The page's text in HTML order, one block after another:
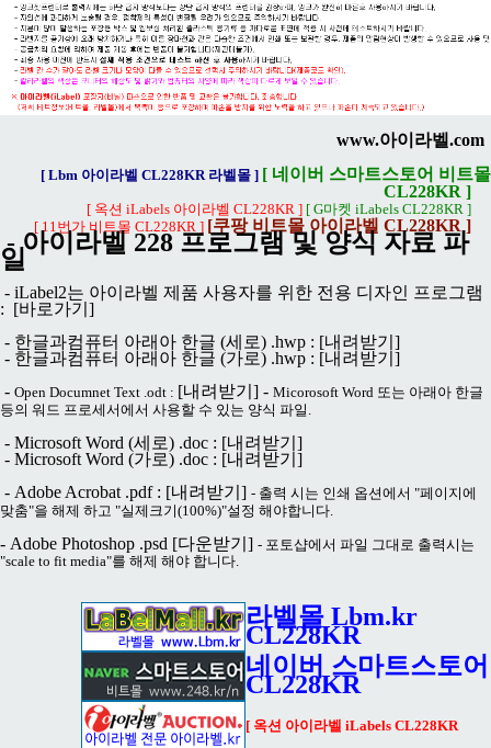
www.아이라벨.com
[ Lbm 아이라벨 CL228KR 라벨몰 ] [ 네이버 스마트스토어 비트몰
CL228KR ]
[ 옥션 iLabels 아이라벨 CL228KR ] [ G마켓 iLabels CL228KR ]
[ 11번가 비트몰 CL228KR ] [쿠팡 비트몰 아이라벨 CL228KR ]
- 아이라벨 228 프로그램 및 양식 자료 파
일
- iLabel2는 아이라벨 제품 사용자를 위한 전용 디자인 프로그램
: [바로가기]
- 한글과컴퓨터 아래아 한글 (세로) .hwp : [내려받기]
- 한글과컴퓨터 아래아 한글 (가로) .hwp : [내려받기]
- Open Documnet Text .odt : [내려받기] - Micorosoft Word 또는 아래아 한글
등의 워드 프로세서에서 사용할 수 있는 양식 파일.
- Microsoft Word (세로) .doc : [내려받기]
- Microsoft Word (가로) .doc : [내려받기]
- Adobe Acrobat .pdf : [내려받기] - 출력 시는 인쇄 옵션에서 "페이지에
맞춤"을 해제 하고 "실제크기(100%)"설정 해야합니다.
- Adobe Photoshop .psd [다운받기] - 포토샵에서 파일 그대로 출력시는
"scale to fit media"를 해제 해야 합니다.
라벨몰 Lbm.kr
CL228KR
네이버 스마트스토어
CL228KR
[ 옥션 아이라벨 iLabels CL228KR